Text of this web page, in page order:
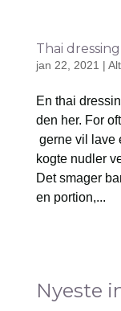
Thai
jan 22, 2021 |
En thai
den her. For
gerne vil lave
kogte nudler
Det smager
en portion,...
Nyeste